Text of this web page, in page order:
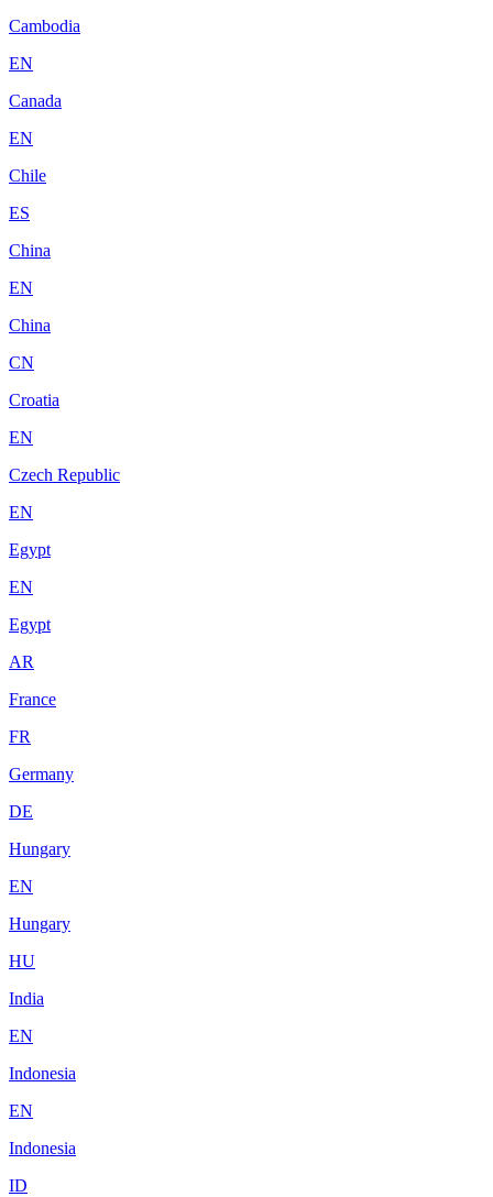
Cambodia
EN
Canada
EN
Chile
ES
China
EN
China
CN
Croatia
EN
Czech Republic
EN
Egypt
EN
Egypt
AR
France
FR
Germany
DE
Hungary
EN
Hungary
HU
India
EN
Indonesia
EN
Indonesia
ID